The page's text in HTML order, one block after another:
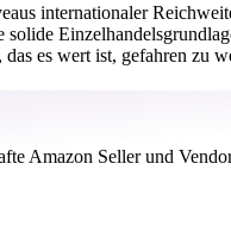
internationaler
es wert ist, gefahren zu
Amazon Seller und